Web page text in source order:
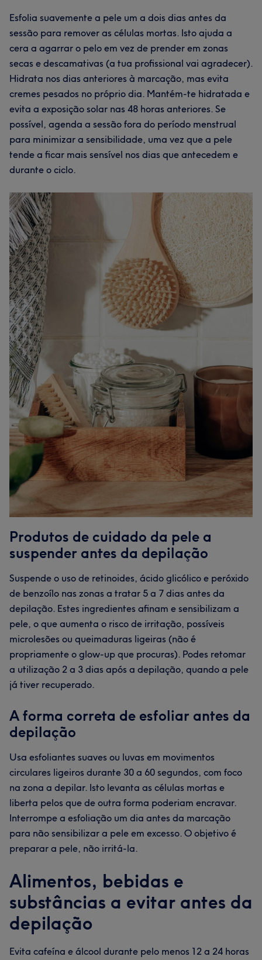
Esfolia suavemente a pele um a dois dias antes da
sessão para remover as células mortas. Isto ajuda a
cera a agarrar o pelo em vez de prender em zonas
secas e descamativas (a tua profissional vai agradecer).
Hidrata nos dias anteriores à marcação, mas evita
cremes pesados no próprio dia. Mantém-te hidratada e
evita a exposição solar nas 48 horas anteriores. Se
possível, agenda a sessão fora do período menstrual
para minimizar a sensibilidade, uma vez que a pele
tende a ficar mais sensível nos dias que antecedem e
durante o ciclo.
Produtos de cuidado da pele a
suspender antes da depilação
Suspende o uso de retinoides, ácido glicólico e peróxido
de benzoílo nas zonas a tratar 5 a 7 dias antes da
depilação. Estes ingredientes afinam e sensibilizam a
pele, o que aumenta o risco de irritação, possíveis
microlesões ou queimaduras ligeiras (não é
propriamente o glow-up que procuras). Podes retomar
a utilização 2 a 3 dias após a depilação, quando a pele
já tiver recuperado.
A forma correta de esfoliar antes da
depilação
Usa esfoliantes suaves ou luvas em movimentos
circulares ligeiros durante 30 a 60 segundos, com foco
na zona a depilar. Isto levanta as células mortas e
liberta pelos que de outra forma poderiam encravar.
Interrompe a esfoliação um dia antes da marcação
para não sensibilizar a pele em excesso. O objetivo é
preparar a pele, não irritá-la.
Alimentos, bebidas e
substâncias a evitar antes da
depilação
Evita cafeína e álcool durante pelo menos 12 a 24 horas